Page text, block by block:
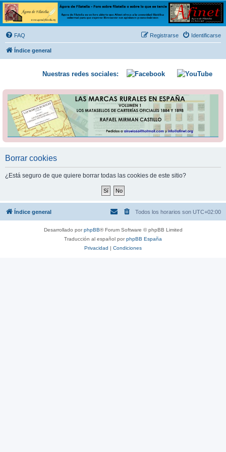
Ágora de Filatelia
Foro sobre filatelia o sobre lo que se tercie. Ágora de Filatelia es un foro abierto que Afinet
ofrece a la comunidad filatélica universal para que exprese libremente sus opiniones y
conocimientos
FAQ Identificarse
Registrarse
Índice general
Nuestras redes sociales:
Borrar cookies
¿Está seguro de que quiere borrar todas las cookies de este sitio?
Índice general Todos los horarios son UTC+02:00
Desarrollado porphpBB® Forum Software © phpBB Limited
Traducción al español porphpBB España
Privacidad | Condiciones